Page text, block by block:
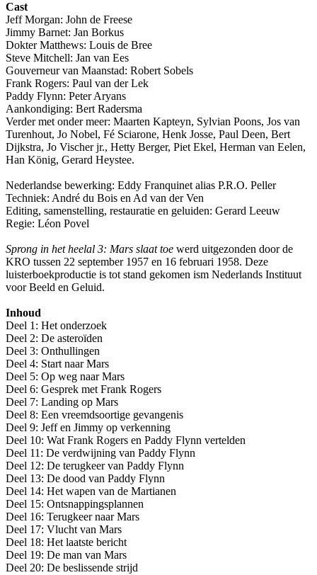
Cast
Jeff Morgan: John de Freese
Jimmy Barnet: Jan Borkus
Dokter Matthews: Louis de Bree
Steve Mitchell: Jan van Ees
Gouverneur van Maanstad: Robert Sobels
Frank Rogers: Paul van der Lek
Paddy Flynn: Peter Aryans
Aankondiging: Bert Radersma
Verder met onder meer: Maarten Kapteyn, Sylvian Poons, Jos van
Turenhout, Jo Nobel, Fé Sciarone, Henk Josse, Paul Deen, Bert
Dijkstra, Jo Vischer jr., Hetty Berger, Piet Ekel, Herman van Eelen,
Han König, Gerard Heystee.
Nederlandse bewerking: Eddy Franquinet alias P.R.O. Peller
Techniek: André du Bois en Ad van der Ven
Editing, samenstelling, restauratie en geluiden: Gerard Leeuw
Regie: Léon Povel
Sprong in het heelal 3: Mars slaat toe werd uitgezonden door de
KRO tussen 22 september 1957 en 16 februari 1958. Deze
luisterboekproductie is tot stand gekomen ism Nederlands Instituut
voor Beeld en Geluid.
Inhoud
Deel 1: Het onderzoek
Deel 2: De asteroïden
Deel 3: Onthullingen
Deel 4: Start naar Mars
Deel 5: Op weg naar Mars
Deel 6: Gesprek met Frank Rogers
Deel 7: Landing op Mars
Deel 8: Een vreemdsoortige gevangenis
Deel 9: Jeff en Jimmy op verkenning
Deel 10: Wat Frank Rogers en Paddy Flynn vertelden
Deel 11: De verdwijning van Paddy Flynn
Deel 12: De terugkeer van Paddy Flynn
Deel 13: De dood van Paddy Flynn
Deel 14: Het wapen van de Martianen
Deel 15: Ontsnappingsplannen
Deel 16: Terugkeer naar Mars
Deel 17: Vlucht van Mars
Deel 18: Het laatste bericht
Deel 19: De man van Mars
Deel 20: De beslissende strijd